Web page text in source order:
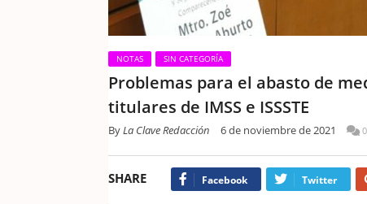
NOTAS SIN CATEGORÍA
Problemas para el abasto de
titulares de IMSS e ISSSTE
ByLa Clave Redacción 6 de noviembre de 2021 0
SHARE Facebook Twitter